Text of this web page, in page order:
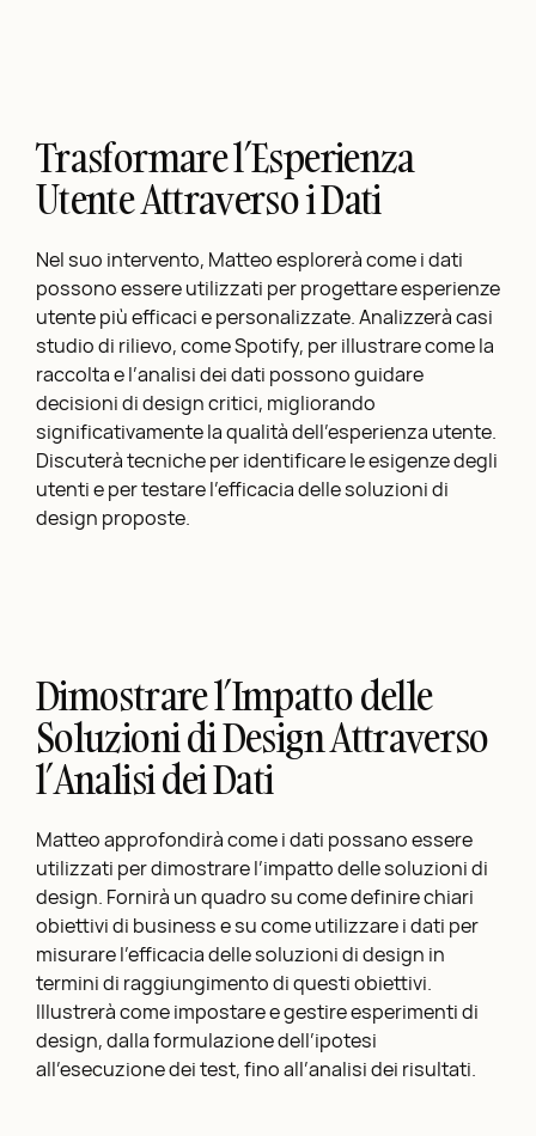
Trasformare l’Esperienza
Utente Attraverso i Dati
Nel suo intervento, Matteo esplorerà come i dati
possono essere utilizzati per progettare esperienze
utente più efficaci e personalizzate. Analizzerà casi
studio di rilievo, come Spotify, per illustrare come la
raccolta e l’analisi dei dati possono guidare
decisioni di design critici, migliorando
significativamente la qualità dell’esperienza utente.
Discuterà tecniche per identificare le esigenze degli
utenti e per testare l’efficacia delle soluzioni di
design proposte.
Dimostrare l’Impatto delle
Soluzioni di Design Attraverso
l’Analisi dei Dati
Matteo approfondirà come i dati possano essere
utilizzati per dimostrare l’impatto delle soluzioni di
design. Fornirà un quadro su come definire chiari
obiettivi di business e su come utilizzare i dati per
misurare l’efficacia delle soluzioni di design in
termini di raggiungimento di questi obiettivi.
Illustrerà come impostare e gestire esperimenti di
design, dalla formulazione dell’ipotesi
all’esecuzione dei test, fino all’analisi dei risultati.